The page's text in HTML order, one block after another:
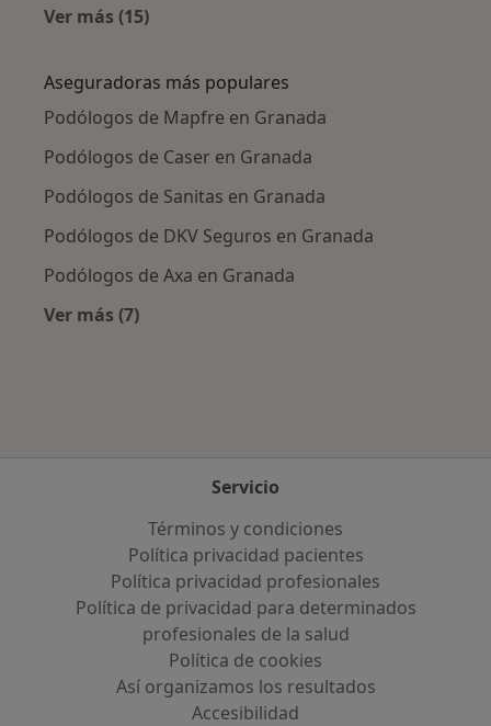
Ver más (15)
Aseguradoras más populares
Podólogos de Mapfre en Granada
Podólogos de Caser en Granada
Podólogos de Sanitas en Granada
Podólogos de DKV Seguros en Granada
Podólogos de Axa en Granada
Ver más (7)
Servicio
Términos y condiciones
Política privacidad pacientes
Política privacidad profesionales
Política de privacidad para determinados
profesionales de la salud
Política de cookies
Así organizamos los resultados
Accesibilidad